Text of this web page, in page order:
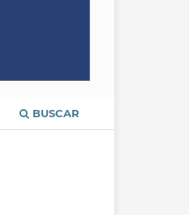
BUSCAR